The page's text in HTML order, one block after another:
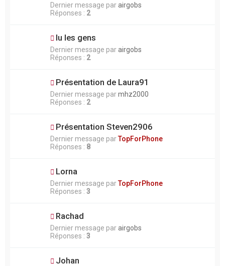
Dernier message parairgobs
Réponses : 2
lu les gens
Dernier message parairgobs
Réponses : 2
Présentation de Laura91
Dernier message parmhz2000
Réponses : 2
Présentation Steven2906
Dernier message parTopForPhone
Réponses : 8
Lorna
Dernier message parTopForPhone
Réponses : 3
Rachad
Dernier message parairgobs
Réponses : 3
Johan